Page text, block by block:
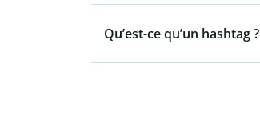
Qu’est-ce qu’un hashtag ?